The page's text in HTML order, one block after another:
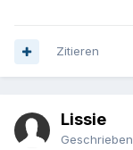
Zitieren
Lissie
Geschrieben